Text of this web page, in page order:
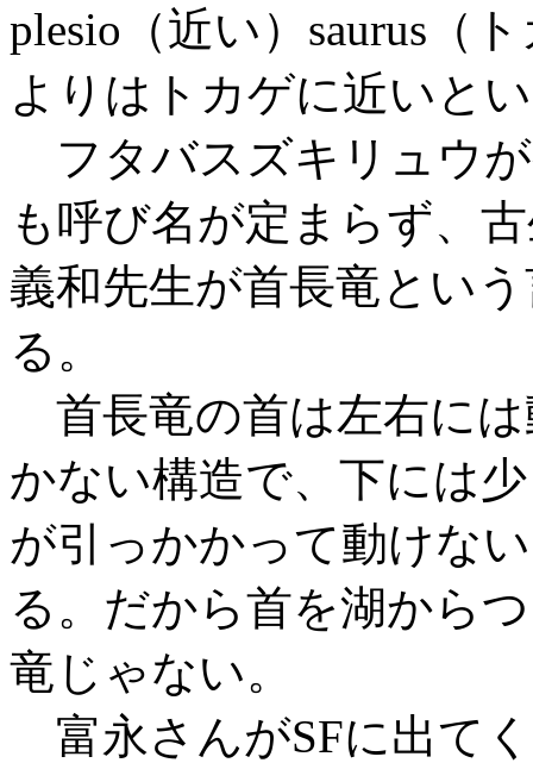
plesio（近い）saurus（
よりはトカゲに近いと
フタバスズキリュウ
も呼び名が定まらず、
義和先生が首長竜とい
る。
首長竜の首は左右に
かない構造で、下には
が引っかかって動けな
る。だから首を湖から
竜じゃない。
富永さんがSFに出て